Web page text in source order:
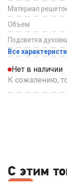
Материал
Объем
Подсветка
Все
Нет в наличии
К сожалению,
С этим